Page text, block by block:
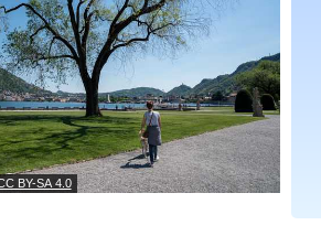
BY-SA 4.0